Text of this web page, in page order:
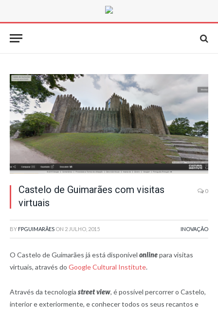
Castelo de Guimarães com visitas
virtuais
0
BY FPGUIMARÃES ON 2 JULHO, 2015 INOVAÇÃO
O Castelo de Guimarães já está disponível onlinepara visitas
virtuais, através do Google Cultural Institute.
Através da tecnologia street view, é possível percorrer o Castelo,
interior e exteriormente, e conhecer todos os seus recantos e